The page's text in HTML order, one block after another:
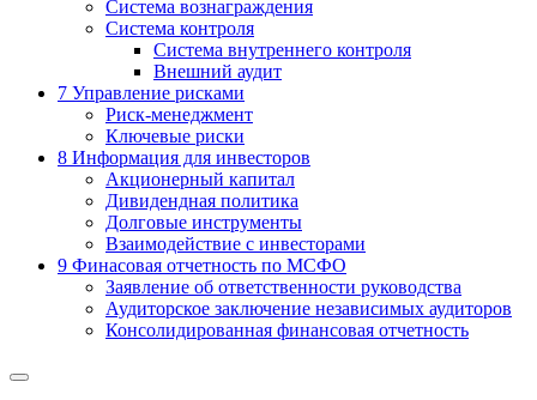
Система вознаграждения
Система контроля
Система внутреннего контроля
Внешний аудит
7 Управление рисками
Риск-менеджмент
Ключевые риски
8 Информация для инвесторов
Акционерный капитал
Дивидендная политика
Долговые инструменты
Взаимодействие с инвеcторами
9 Финасовая отчетность по МСФО
Заявление об ответственности руководства
Аудиторское заключение независимых аудиторов
Консолидированная финансовая отчетность